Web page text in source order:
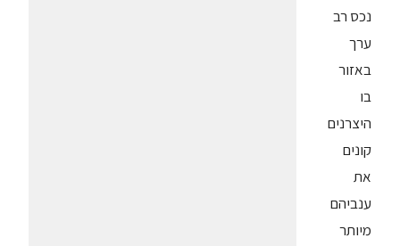
נכס רב
ערך
באזור
בו
היצרנים
קונים
את
ענביהם
מיותר